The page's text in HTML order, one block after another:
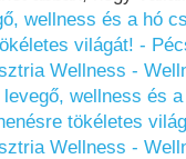
wellness és a hó
világát! -
Wellness -
wellness és
tökéletes
Wellness -